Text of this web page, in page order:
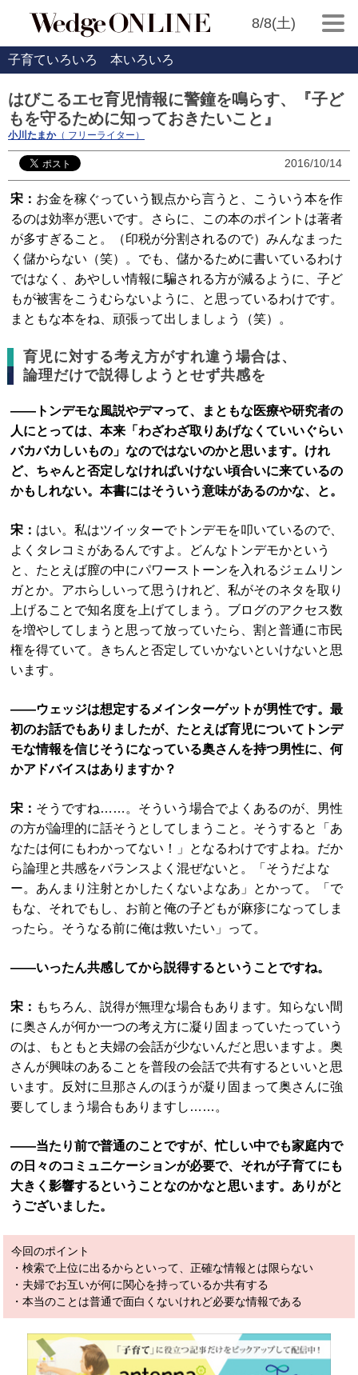
8/8(土)
子育ていろいろ 本いろいろ
はびこるエセ育児情報に警鐘を鳴らす、『子ど
もを守るために知っておきたいこと』
小川たまか（ フリーライター）
2016/10/14
宋： お金を稼ぐっていう観点から言うと、こういう本を作
るのは効率が悪いです。さらに、この本のポイントは著者
が多すぎること。（印税が分割されるので）みんなまった
く儲からない（笑）。でも、儲かるために書いているわけ
ではなく、あやしい情報に騙される方が減るように、子ど
もが被害をこうむらないように、と思っているわけです。
まともな本をね、頑張って出しましょう（笑）。
育児に対する考え方がすれ違う場合は、
論理だけで説得しようとせず共感を
――トンデモな風説やデマって、まともな医療や研究者の
人にとっては、本来「わざわざ取りあげなくていいぐらい
バカバカしいもの」なのではないのかと思います。けれ
ど、ちゃんと否定しなければいけない頃合いに来ているの
かもしれない。本書にはそういう意味があるのかな、と。
宋： はい。私はツイッターでトンデモを叩いているので、
よくタレコミがあるんですよ。どんなトンデモかという
と、たとえば膣の中にパワーストーンを入れるジェムリン
ガとか。アホらしいって思うけれど、私がそのネタを取り
上げることで知名度を上げてしまう。ブログのアクセス数
を増やしてしまうと思って放っていたら、割と普通に市民
権を得ていて。きちんと否定していかないといけないと思
います。
――ウェッジは想定するメインターゲットが男性です。最
初のお話でもありましたが、たとえば育児についてトンデ
モな情報を信じそうになっている奥さんを持つ男性に、何
かアドバイスはありますか？
宋： そうですね……。そういう場合でよくあるのが、男性
の方が論理的に話そうとしてしまうこと。そうすると「あ
なたは何にもわかってない！」となるわけですよね。だか
ら論理と共感をバランスよく混ぜないと。「そうだよな
ー。あんまり注射とかしたくないよなあ」とかって。「で
もな、それでもし、お前と俺の子どもが麻疹になってしま
ったら。そうなる前に俺は救いたい」って。
――いったん共感してから説得するということですね。
宋： もちろん、説得が無理な場合もあります。知らない間
に奥さんが何か一つの考え方に凝り固まっていたっていう
のは、もともと夫婦の会話が少ないんだと思いますよ。奥
さんが興味のあることを普段の会話で共有するといいと思
います。反対に旦那さんのほうが凝り固まって奥さんに強
要してしまう場合もありますし……。
――当たり前で普通のことですが、忙しい中でも家庭内で
の日々のコミュニケーションが必要で、それが子育てにも
大きく影響するということなのかなと思います。ありがと
うございました。
今回のポイント
・検索で上位に出るからといって、正確な情報とは限らない
・夫婦でお互いが何に関心を持っているか共有する
・本当のことは普通で面白くないけれど必要な情報である